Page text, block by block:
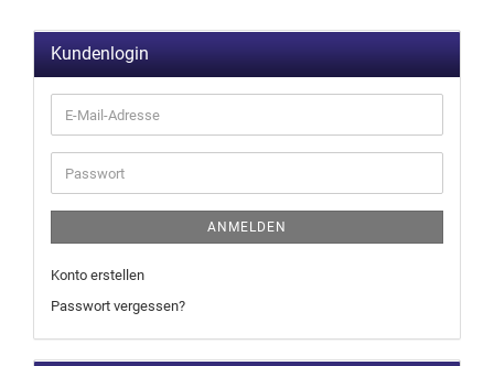
Kundenlogin
ANMELDEN
Konto erstellen
Passwort vergessen?